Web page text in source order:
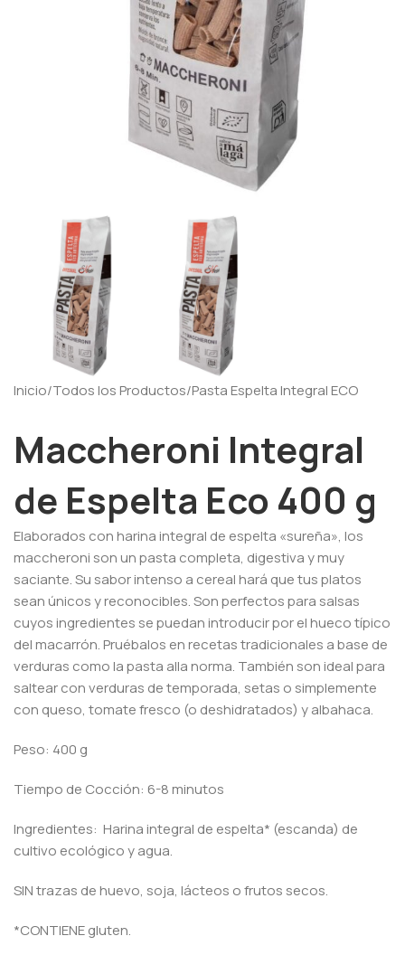
Inicio/Todos los Productos/Pasta Espelta Integral ECO
Maccheroni Integral
de Espelta Eco 400 g
Elaborados con harina integral de espelta «sureña», los
maccheroni son un pasta completa, digestiva y muy
saciante. Su sabor intenso a cereal hará que tus platos
sean únicos y reconocibles. Son perfectos para salsas
cuyos ingredientes se puedan introducir por el hueco típico
del macarrón. Pruébalos en recetas tradicionales a base de
verduras como la pasta alla norma. También son ideal para
saltear con verduras de temporada, setas o simplemente
con queso, tomate fresco (o deshidratados) y albahaca.
Peso: 400 g
Tiempo de Cocción: 6-8 minutos
Ingredientes: Harina integral de espelta* (escanda) de
cultivo ecológico y agua.
SIN trazas de huevo, soja, lácteos o frutos secos.
*CONTIENE gluten.